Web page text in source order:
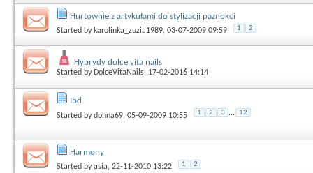
Hurtownie z artykułami do stylizacji paznokci
Started by karolinka_zuzia1989, 03-07-2009 09:59 1 2
Hybrydy dolce vita nails
Started byDolceVitaNails, 17-02-2016 14:14
Ibd
Started bydonna69, 05-09-2009 10:55 1 2 3 ... 12
Harmony
Started byasia, 22-11-2010 13:22 1 2